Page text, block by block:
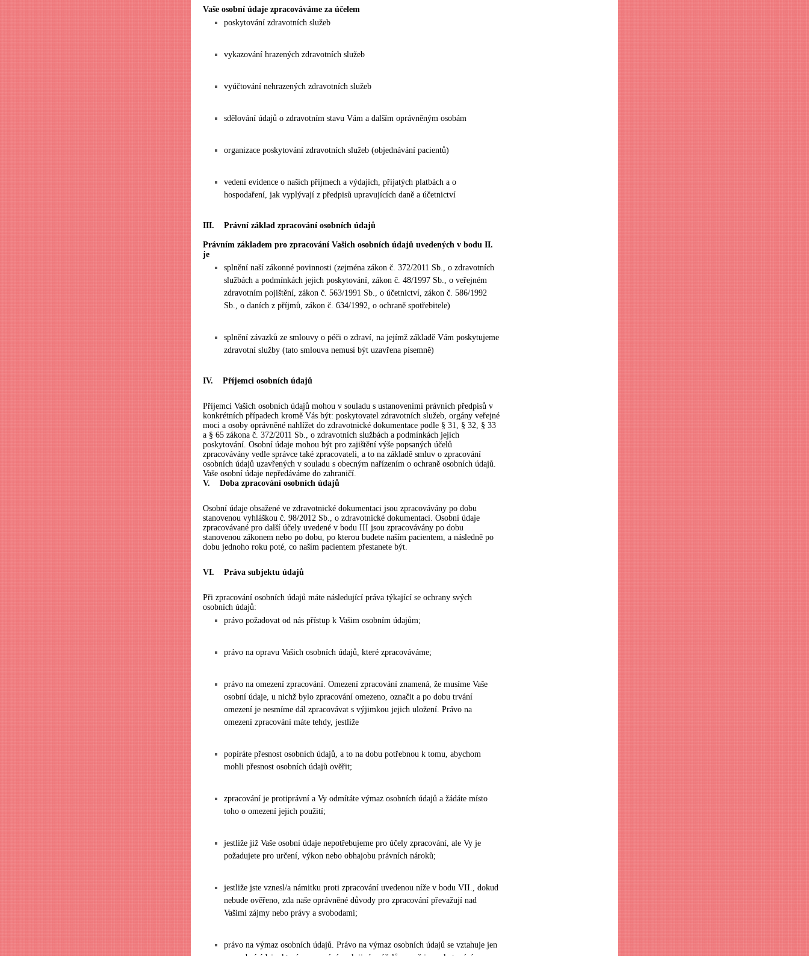
Vaše osobní údaje zpracováváme za účelem
poskytování zdravotních služeb
vykazování hrazených zdravotních služeb
vyúčtování nehrazených zdravotních služeb
sdělování údajů o zdravotním stavu Vám a dalším oprávněným osobám
organizace poskytování zdravotních služeb (objednávání pacientů)
vedení evidence o našich příjmech a výdajích, přijatých platbách a o
hospodaření, jak vyplývají z předpisů upravujících daně a účetnictví
III. Právní základ zpracování osobních údajů
Právním základem pro zpracování Vašich osobních údajů uvedených v bodu II.
je
splnění naší zákonné povinnosti (zejména zákon č. 372/2011 Sb., o zdravotních
službách a podmínkách jejich poskytování, zákon č. 48/1997 Sb., o veřejném
zdravotním pojištění, zákon č. 563/1991 Sb., o účetnictví, zákon č. 586/1992
Sb., o daních z příjmů, zákon č. 634/1992, o ochraně spotřebitele)
splnění závazků ze smlouvy o péči o zdraví, na jejímž základě Vám poskytujeme
zdravotní služby (tato smlouva nemusí být uzavřena písemně)
IV. Příjemci osobních údajů
Příjemci Vašich osobních údajů mohou v souladu s ustanoveními právních předpisů v
konkrétních případech kromě Vás být: poskytovatel zdravotních služeb, orgány veřejné
moci a osoby oprávněné nahlížet do zdravotnické dokumentace podle § 31, § 32, § 33
a § 65 zákona č. 372/2011 Sb., o zdravotních službách a podmínkách jejich
poskytování. Osobní údaje mohou být pro zajištění výše popsaných účelů
zpracovávány vedle správce také zpracovateli, a to na základě smluv o zpracování
osobních údajů uzavřených v souladu s obecným nařízením o ochraně osobních údajů.
Vaše osobní údaje nepředáváme do zahraničí.
V. Doba zpracování osobních údajů
Osobní údaje obsažené ve zdravotnické dokumentaci jsou zpracovávány po dobu
stanovenou vyhláškou č. 98/2012 Sb., o zdravotnické dokumentaci. Osobní údaje
zpracovávané pro další účely uvedené v bodu III jsou zpracovávány po dobu
stanovenou zákonem nebo po dobu, po kterou budete naším pacientem, a následně po
dobu jednoho roku poté, co naším pacientem přestanete být.
VI. Práva subjektu údajů
Při zpracování osobních údajů máte následující práva týkající se ochrany svých
osobních údajů:
právo požadovat od nás přístup k Vašim osobním údajům;
právo na opravu Vašich osobních údajů, které zpracováváme;
právo na omezení zpracování. Omezení zpracování znamená, že musíme Vaše
osobní údaje, u nichž bylo zpracování omezeno, označit a po dobu trvání
omezení je nesmíme dál zpracovávat s výjimkou jejich uložení. Právo na
omezení zpracování máte tehdy, jestliže
popíráte přesnost osobních údajů, a to na dobu potřebnou k tomu, abychom
mohli přesnost osobních údajů ověřit;
zpracování je protiprávní a Vy odmítáte výmaz osobních údajů a žádáte místo
toho o omezení jejich použití;
jestliže již Vaše osobní údaje nepotřebujeme pro účely zpracování, ale Vy je
požadujete pro určení, výkon nebo obhajobu právních nároků;
jestliže jste vznesl/a námitku proti zpracování uvedenou níže v bodu VII., dokud
nebude ověřeno, zda naše oprávněné důvody pro zpracování převažují nad
Vašimi zájmy nebo právy a svobodami;
právo na výmaz osobních údajů. Právo na výmaz osobních údajů se vztahuje jen